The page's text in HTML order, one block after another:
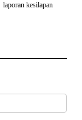
laporan kesilapan